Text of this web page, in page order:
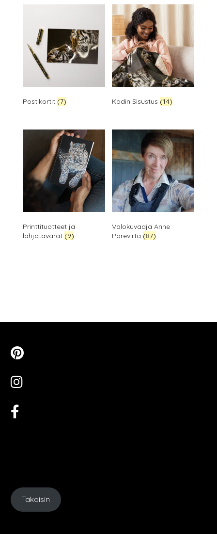
Postikortit (7) Kodin Sisustus (14)
Printtituotteet ja
lahjatavarat (9)
Valokuvaaja Anne
Porevirta (87)
Takaisin